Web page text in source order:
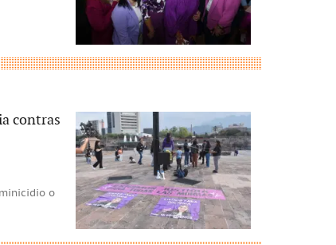
contras
o